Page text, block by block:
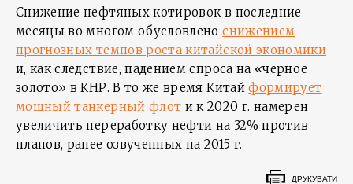
Снижение нефтяных котировок в последние
месяцы во многом обусловленоснижением
прогнозных темпов роста китайской экономики
и, как следствие, падением спроса на «черное
золото» в КНР. В то же время Китайформирует
мощный танкерный флот и к 2020 г. намерен
увеличить переработку нефти на 32% против
планов, ранее озвученных на 2015 г.
ДРУКУВАТИ